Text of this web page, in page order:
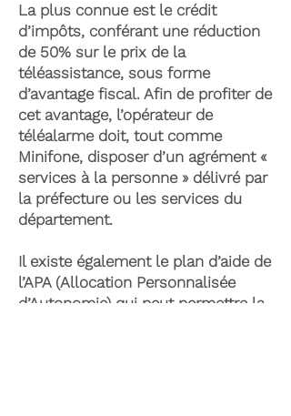
La plus connue est le crédit
d’impôts, conférant une réduction
de 50% sur le prix de la
téléassistance, sous forme
d’avantage fiscal. Afin de profiter de
cet avantage, l’opérateur de
téléalarme doit, tout comme
Minifone, disposer d’un agrément «
services à la personne » délivré par
la préfecture ou les services du
département.
Il existe également le plan d’aide de
l’APA (Allocation Personnalisée
d’Autonomie) qui peut permettre la